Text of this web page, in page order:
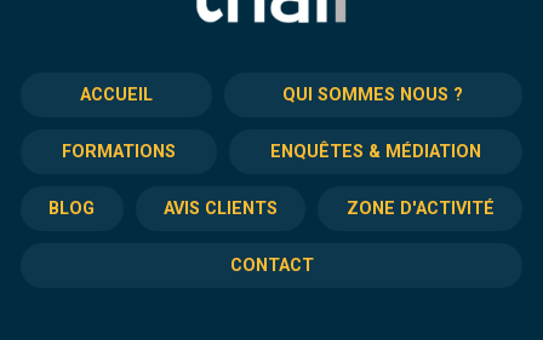
ACCUEIL QUI SOMMES NOUS ?
FORMATIONS ENQUÊTES & MÉDIATION
BLOG AVIS CLIENTS ZONE D'ACTIVITÉ
CONTACT